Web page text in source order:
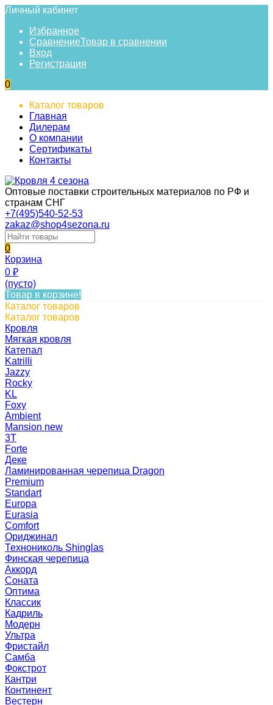
Личный кабинет
Избранное
СравнениеТовар в сравнении
Вход
Регистрация
0
Каталог товаров
Главная
Дилерам
О компании
Сертификаты
Контакты
Оптовые поставки строительных материалов по РФ и
странам СНГ
+7(495)540-52-53
zakaz@shop4sezona.ru
0
Корзина
0 ₽
(пусто)
Товар в корзине!
Каталог товаров
Каталог товаров
Кровля
Мягкая кровля
Катепал
Katrilli
Jazzy
Rocky
KL
Foxy
Ambient
Mansion new
3Т
Forte
Деке
Ламинированная черепица Dragon
Premium
Standart
Europa
Eurasia
Comfort
Ориджинал
Технониколь Shinglas
Финская черепица
Аккорд
Соната
Оптима
Классик
Кадриль
Модерн
Ультра
Фристайл
Самба
Фокстрот
Кантри
Континент
Вестерн